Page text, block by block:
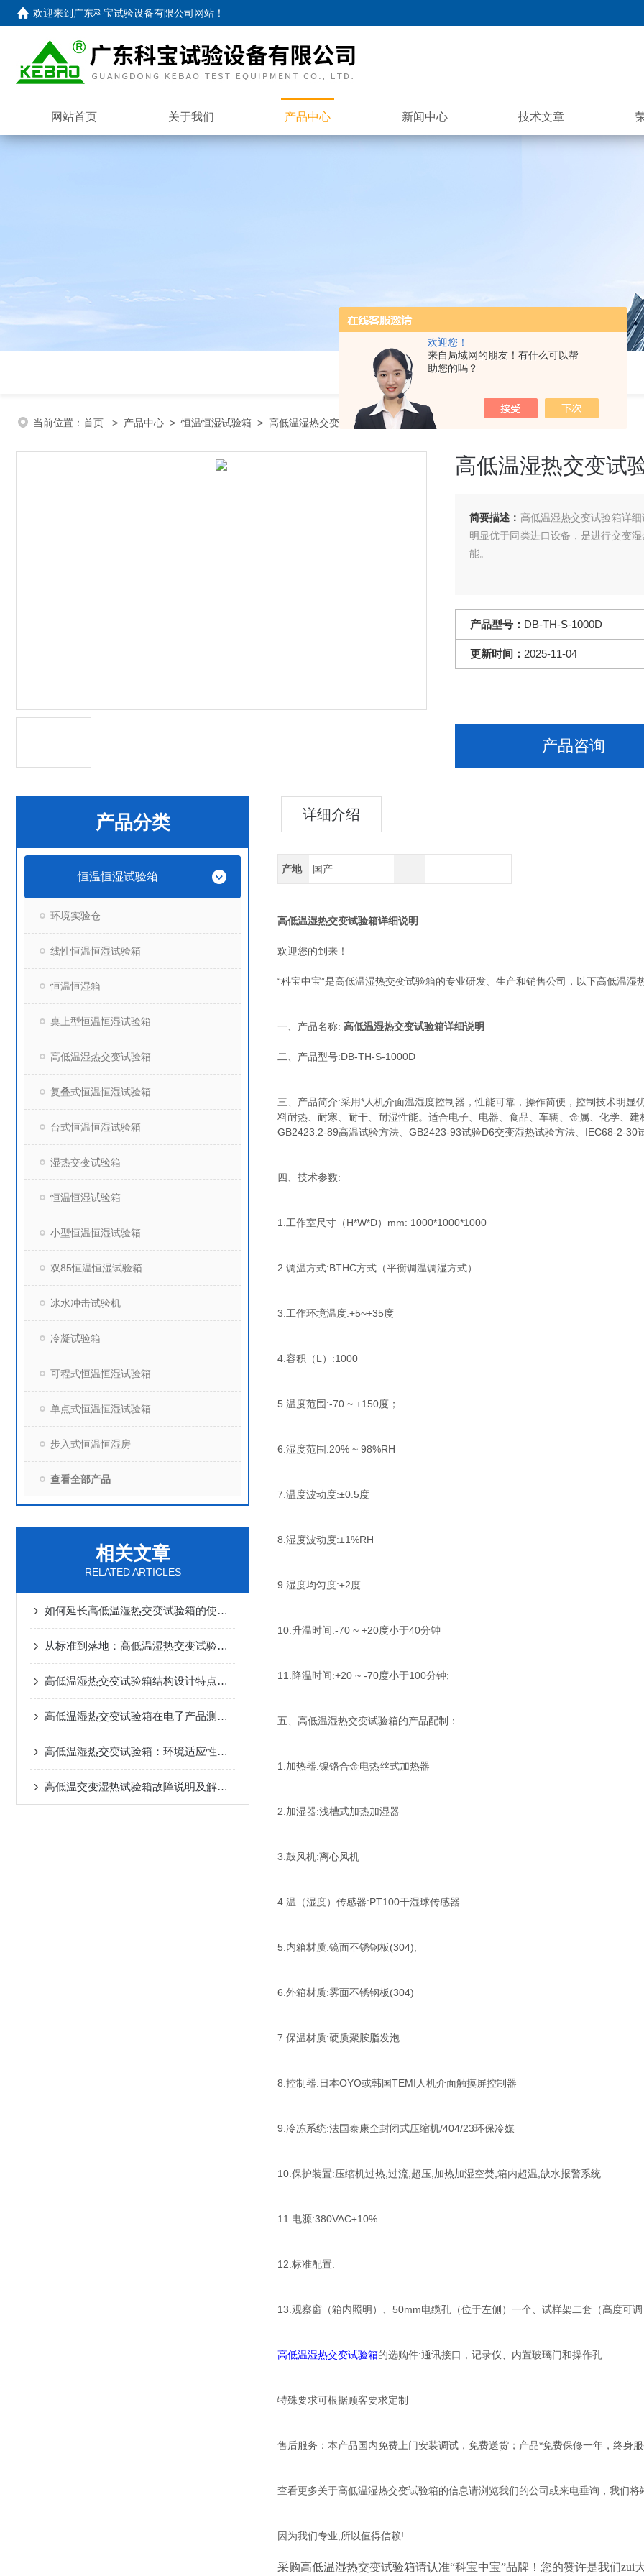
欢迎您！
来自局域网的朋友！有什么可以帮
助您的吗？
欢迎来到 广东科宝试验设备有限公司网站 ！
网站首页 关于我们 产品中心 新闻中心 技术文章
当前位置： 首页 > 产品中心 >恒温恒湿试验箱 > 高低温湿热交变试验箱 > DB-TH-S-1000D高低温湿热交变试验箱详细说明
高低温湿热交变试
简要描述： 高低温湿热交变试验箱详
明显优于同类进口设备，是进行交变
能。
产品型号： DB-TH-S-1000D
更新时间： 2025-11-04
产品咨询
产品分类
恒温恒湿试验箱
环境实验仓
线性恒温恒湿试验箱
恒温恒湿箱
桌上型恒温恒湿试验箱
高低温湿热交变试验箱
复叠式恒温恒湿试验箱
台式恒温恒湿试验箱
湿热交变试验箱
恒温恒湿试验箱
小型恒温恒湿试验箱
双85恒温恒湿试验箱
冰水冲击试验机
冷凝试验箱
可程式恒温恒湿试验箱
单点式恒温恒湿试验箱
步入式恒温恒湿房
查看全部产品
相关文章
RELATED ARTICLES
如何延长高低温湿热交变试验箱的使用寿命
从标准到落地：高低温湿热交变试验箱选型实战攻略
高低温湿热交变试验箱结构设计特点介绍
高低温湿热交变试验箱在电子产品测试中的应用
高低温湿热交变试验箱：环境适应性测试的关键工具
高低温交变湿热试验箱故障说明及解决办法
详细介绍
产地 国产
高低温湿热交变试验箱详细说明
欢迎您的到来！
“科宝中宝”是高低温湿热交变试验箱的专业研发、生产和销售公司，以下高低温湿
一、产品名称: 高低温湿热交变试验箱详细说明
二、产品型号:DB-TH-S-1000D
三、产品简介:采用*人机介面温湿度控制器，性能可靠，操作简便，控制技术明
料耐热、耐寒、耐干、耐湿性能。适合电子、电器、食品、车辆、金属、化学、
GB2423.2-89高温试验方法、GB2423-93试验D6交变湿热试验方法、IEC68-2-30
四、技术参数:
1.工作室尺寸（H*W*D）mm: 1000*1000*1000
2.调温方式:BTHC方式（平衡调温调湿方式）
3.工作环境温度:+5~+35度
4.容积（L）:1000
5.温度范围:-70 ~ +150度；
6.湿度范围:20% ~ 98%RH
7.温度波动度:±0.5度
8.湿度波动度:±1%RH
9.湿度均匀度:±2度
10.升温时间:-70 ~ +20度小于40分钟
11.降温时间:+20 ~ -70度小于100分钟;
五、高低温湿热交变试验箱的产品配制：
1.加热器:镍铬合金电热丝式加热器
2.加湿器:浅槽式加热加湿器
3.鼓风机:离心风机
4.温（湿度）传感器:PT100干湿球传感器
5.内箱材质:镜面不锈钢板(304);
6.外箱材质:雾面不锈钢板(304)
7.保温材质:硬质聚胺脂发泡
8.控制器:日本OYO或韩国TEMI人机介面触摸屏控制器
9.冷冻系统:法国泰康全封闭式压缩机/404/23环保冷媒
10.保护装置:压缩机过热,过流,超压,加热加湿空焚,箱内超温,缺水报警系统
11.电源:380VAC±10%
12.标准配置:
13.观察窗（箱内照明）、50mm电缆孔（位于左侧）一个、试样架二套（高度可
高低温湿热交变试验箱的选购件:通讯接口，记录仪、内置玻璃门和操作孔
特殊要求可根据顾客要求定制
售后服务：本产品国内免费上门安装调试，免费送货；产品*免费保修一年，终身
查看更多关于高低温湿热交变试验箱的信息请浏览我们的公司或来电垂询，我们
因为我们专业,所以值得信赖!
采购高低温湿热交变试验箱请认准“科宝中宝”品牌！您的赞许是我们zui